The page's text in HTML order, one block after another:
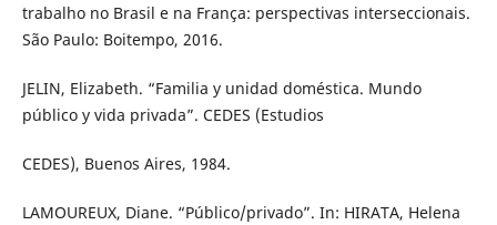
trabalho no Brasil e na França: perspectivas interseccionais.
São Paulo: Boitempo, 2016.
JELIN, Elizabeth. “Familia y unidad doméstica. Mundo
público y vida privada”. CEDES (Estudios
CEDES), Buenos Aires, 1984.
LAMOUREUX, Diane. “Público/privado”. In: HIRATA, Helena